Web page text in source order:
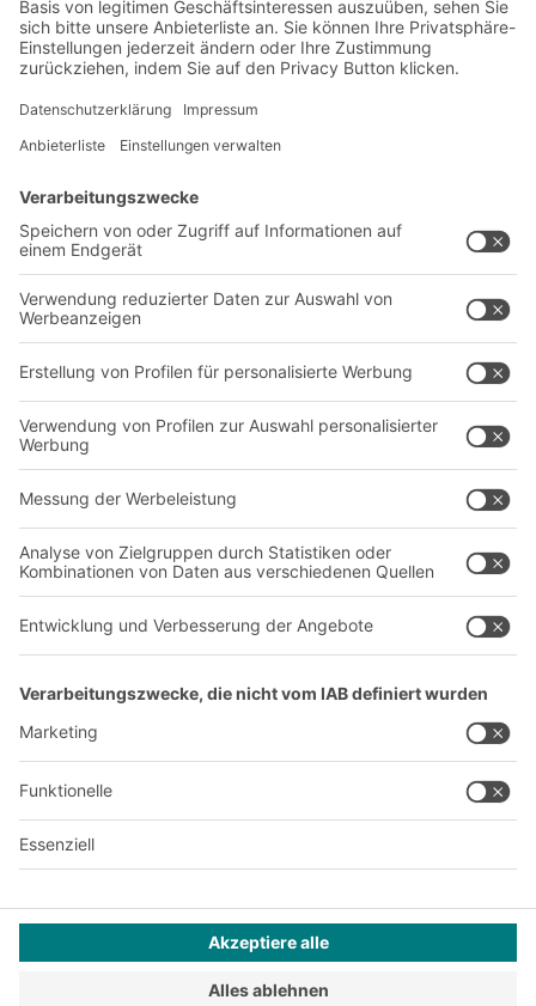
Neuheiten
Newsletter abonnieren
Lösungen
Intralogistiklösungen
Behältersysteme
Regalsysteme
Transportsysteme
Dienstleistungen
Kontaktformular
Unternehmen
Über uns
Produktionsstandorte
Karriere
Follow us
YOUR LIFE.
+41 41 790 20 64
Dieses Angebot ist für Industrie, Handwerk, Handel und die
freien Berufe zur Verwendung in der selbstständigen,
beruflichen oder gewerblichen Tätigkeit bestimmt.